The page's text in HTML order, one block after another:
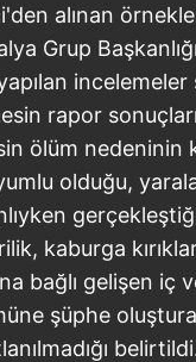
alınan
Grup
incelemeler
rapor
ölüm nedeninin
olduğu,
kaburga
bağlı gelişen iç
şüphe